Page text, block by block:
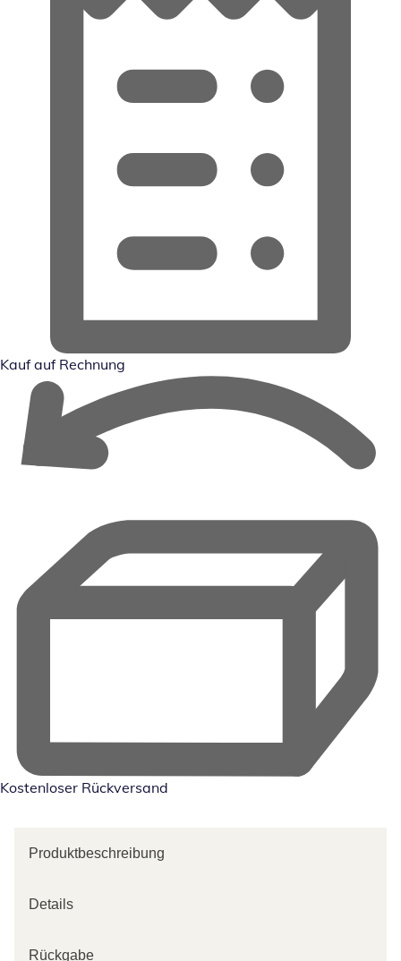
Kauf auf Rechnung
Kostenloser Rückversand
Produktbeschreibung
Details
Rückgabe